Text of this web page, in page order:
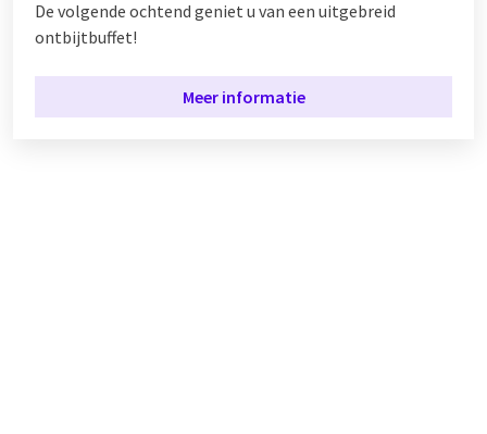
De volgende ochtend geniet u van een uitgebreid
ontbijtbuffet!
Meer informatie